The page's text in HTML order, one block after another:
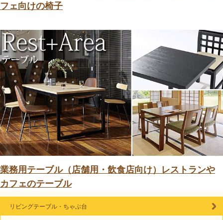
フェ向けの椅子
業務用テーブル（店舗用・飲食店向け）レストランや
カフェのテーブル
リビングテーブル・ちゃぶ台